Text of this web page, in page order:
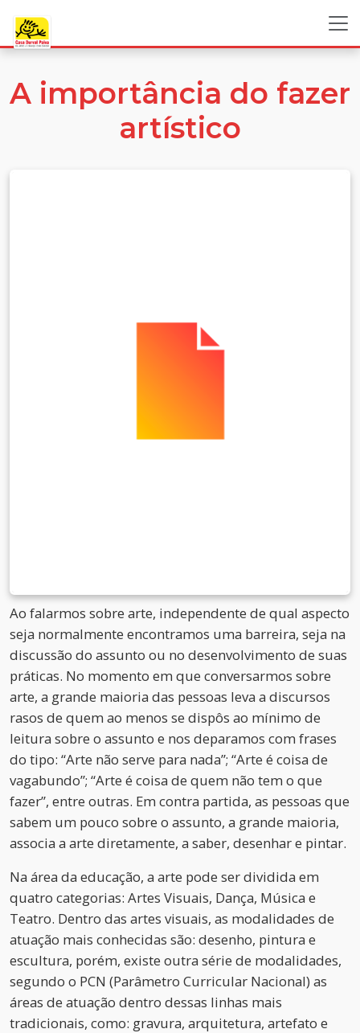
A importância do fazer
artístico
Ao falarmos sobre arte, independente de qual aspecto
seja normalmente encontramos uma barreira, seja na
discussão do assunto ou no desenvolvimento de suas
práticas. No momento em que conversarmos sobre
arte, a grande maioria das pessoas leva a discursos
rasos de quem ao menos se dispôs ao mínimo de
leitura sobre o assunto e nos deparamos com frases
do tipo: “Arte não serve para nada”; “Arte é coisa de
vagabundo”; “Arte é coisa de quem não tem o que
fazer”, entre outras. Em contra partida, as pessoas que
sabem um pouco sobre o assunto, a grande maioria,
associa a arte diretamente, a saber, desenhar e pintar.
Na área da educação, a arte pode ser dividida em
quatro categorias: Artes Visuais, Dança, Música e
Teatro. Dentro das artes visuais, as modalidades de
atuação mais conhecidas são: desenho, pintura e
escultura, porém, existe outra série de modalidades,
segundo o PCN (Parâmetro Curricular Nacional) as
áreas de atuação dentro dessas linhas mais
tradicionais, como: gravura, arquitetura, artefato e